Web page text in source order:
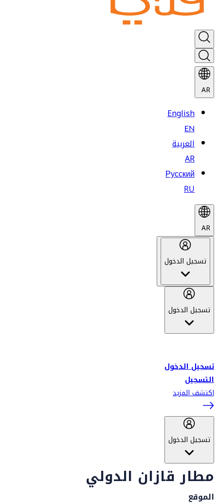
AR
English
EN
العربية
AR
Русский
RU
AR
تسجيل الدخول
تسجيل الدخول
تسجيل الدخول
التسجيل
اكتشف المزيد
تسجيل الدخول
مطار قازان الدولي
الموقع